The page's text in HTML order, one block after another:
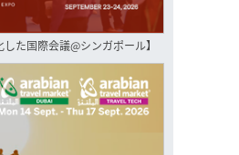
した国際会議@シンガポール】